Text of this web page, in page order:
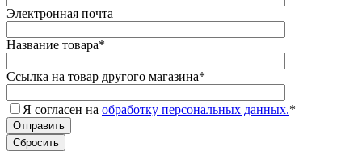
Электронная почта
Название товара*
Ссылка на товар другого магазина*
Я согласен на обработку персональных данных.*